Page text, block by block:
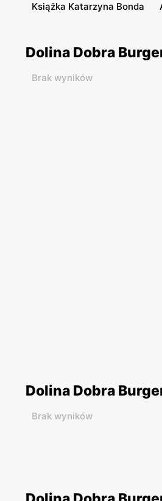
Książka Katarzyna Bonda
Dolina Dobra
Brak wyników
Dolina Dobra
Brak wyników